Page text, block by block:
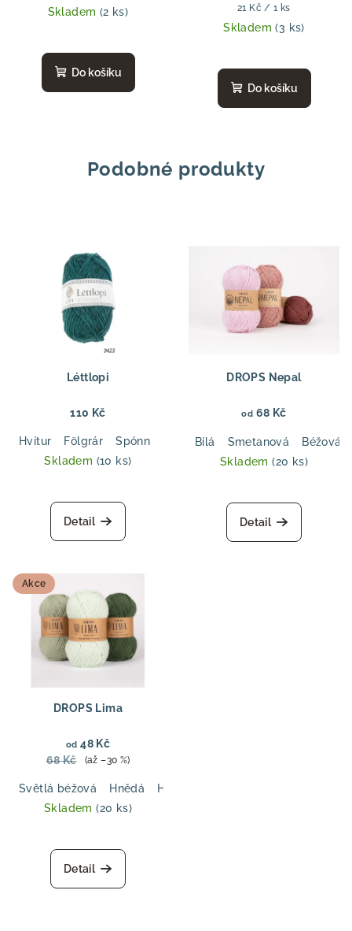
Prym
Skladem (2 ks)
Do košíku
Měrná
cena:
21 Kč / 1 ks
Skladem(3 ks)
Do košíku
Podobné produkty
Léttlopi
110 Kč
Hvítur Fölgrár Spónn Blágrænn Melgresi Geimur
Skladem (10 ks)
hodnocení
produktu
hvězdiček.
Detail
DROPS Nepal
od 68 Kč
Bílá Smetanová
Béžová
Skladem(20 ks)
hodnocení
produktu
Detail
Akce
DROPS Lima
od 48 Kč
68 Kč
(až –30 %)
Světlá béžová Hnědá Hnědošedá
Skladem(20 ks)
hodnocení
produktu
Detail